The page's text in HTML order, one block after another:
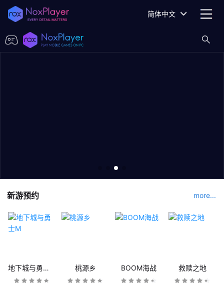
简体中文
新游预约 more...
地下城与勇士M 桃源乡 BOOM海战 救赎之地